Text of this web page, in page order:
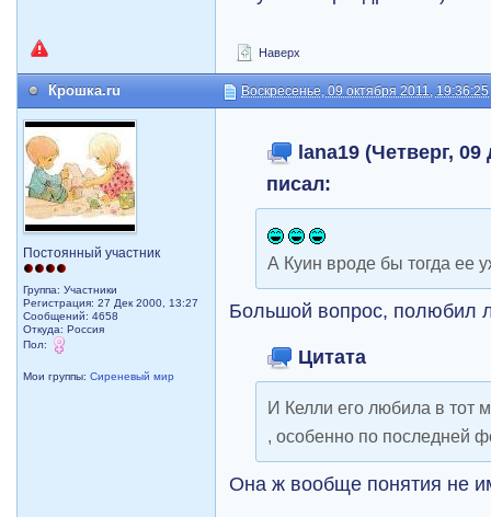
Наверх
Крошка.ru Воскресенье, 09 октября 2011, 19:36:25
Постоянный участник
Группа: Участники
Регистрация: 27 Дек 2000, 13:27
Сообщений: 4658
Откуда: Россия
Пол:
Мои группы:Сиреневый мир
lana19 (Четверг,
писал:
А Куин вроде бы тогда ее
Большой вопрос, полюбил
Цитата
И Келли его любила в тот
, особенно по последней
Она ж вообще понятия не